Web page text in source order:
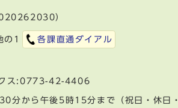
）
の1 各課直通ダイアル
ス:0773-42-4406
分から午後5時15分まで（祝日・休日・